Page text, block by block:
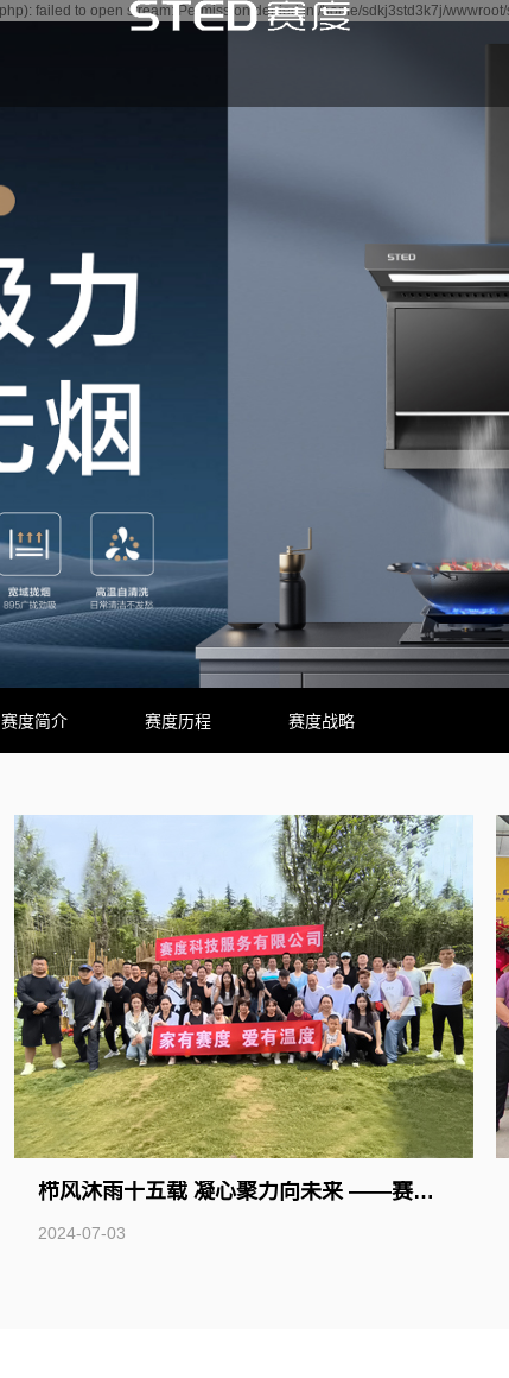
failed to open stream: Permission denied in /home/sdkj3std3k7j/
赛度简介 赛度历程 赛度战略
栉风沐雨十五载 凝心聚力向未来 ——赛度科技创业15周年庆团建活动
2024-07-03